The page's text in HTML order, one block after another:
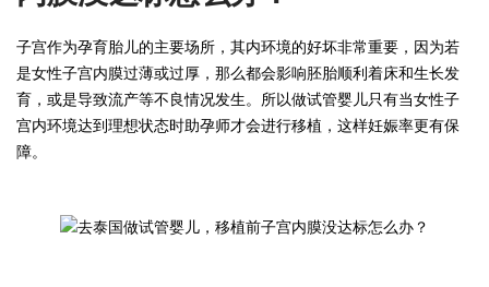
子宫作为孕育胎儿的主要场所，其内环境的好坏非常重要，因为若
是女性子宫内膜过薄或过厚，那么都会影响胚胎顺利着床和生长发
育，或是导致流产等不良情况发生。所以做试管婴儿只有当女性子
宫内环境达到理想状态时助孕师才会进行移植，这样妊娠率更有保
障。